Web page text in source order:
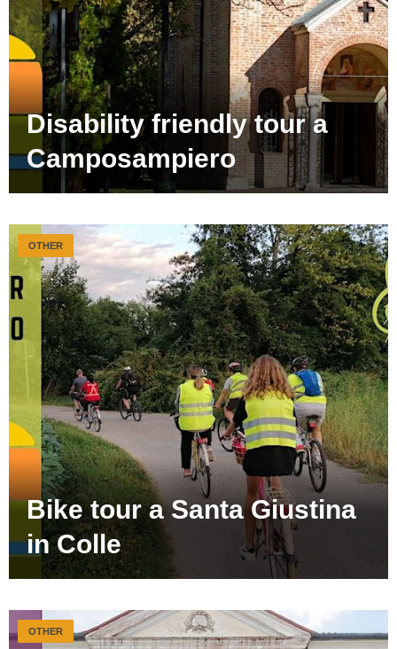
Disability friendly tour a
Camposampiero
Bike tour a Santa Giustina
in Colle
OTHER
OTHER